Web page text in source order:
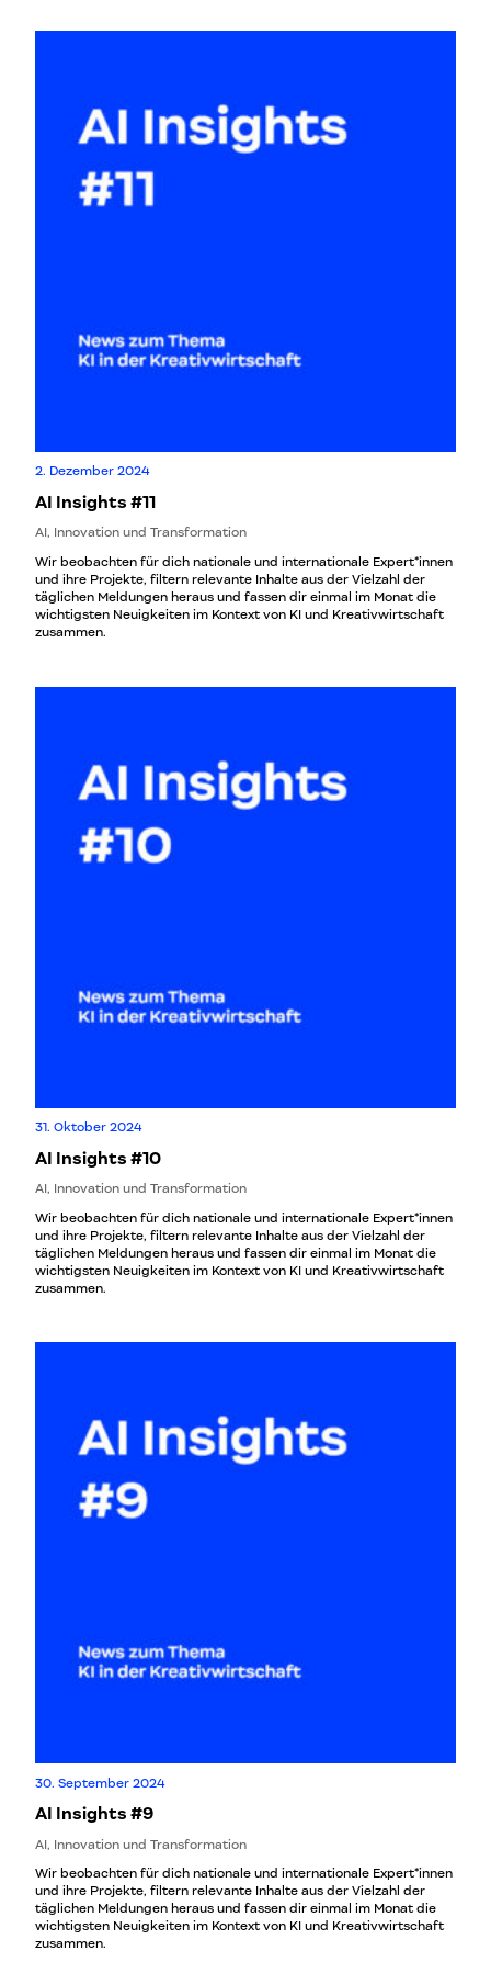
2. Dezember 2024
AI Insights #11
AI, Innovation und Transformation
Wir beobachten für dich nationale und internationale Expert*innen
und ihre Projekte, filtern relevante Inhalte aus der Vielzahl der
täglichen Meldungen heraus und fassen dir einmal im Monat die
wichtigsten Neuigkeiten im Kontext von KI und Kreativwirtschaft
zusammen.
31. Oktober 2024
AI Insights #10
AI, Innovation und Transformation
Wir beobachten für dich nationale und internationale Expert*innen
und ihre Projekte, filtern relevante Inhalte aus der Vielzahl der
täglichen Meldungen heraus und fassen dir einmal im Monat die
wichtigsten Neuigkeiten im Kontext von KI und Kreativwirtschaft
zusammen.
30. September 2024
AI Insights #9
AI, Innovation und Transformation
Wir beobachten für dich nationale und internationale Expert*innen
und ihre Projekte, filtern relevante Inhalte aus der Vielzahl der
täglichen Meldungen heraus und fassen dir einmal im Monat die
wichtigsten Neuigkeiten im Kontext von KI und Kreativwirtschaft
zusammen.